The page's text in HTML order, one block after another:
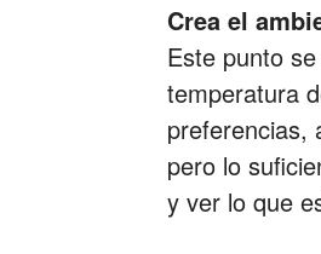
Crea el
Este punto
temperatura
preferencias,
pero lo
y ver lo que